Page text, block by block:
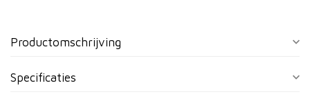
Productomschrijving
Specificaties